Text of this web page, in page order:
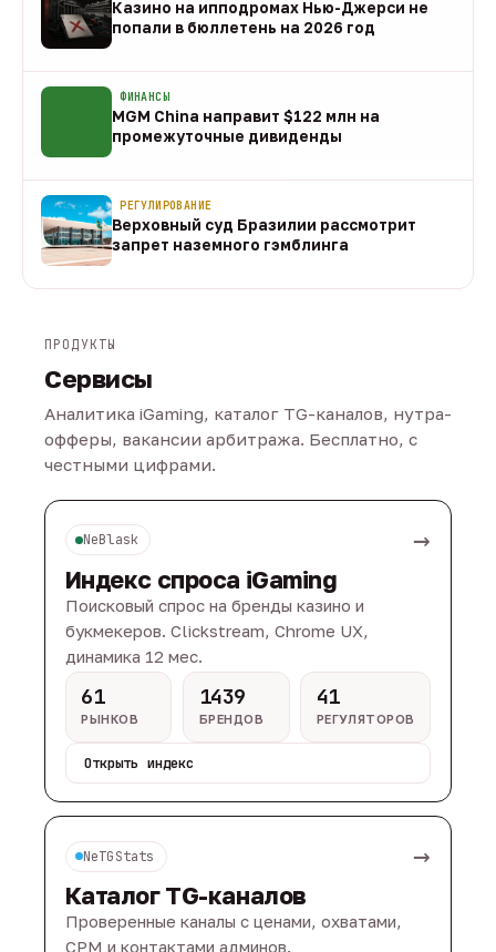
Казино на ипподромах Нью-Джерси не
попали в бюллетень на 2026 год
ФИНАНСЫ
MGM China направит $122 млн на
промежуточные дивиденды
РЕГУЛИРОВАНИЕ
Верховный суд Бразилии рассмотрит
запрет наземного гэмблинга
ПРОДУКТЫ
Сервисы
Аналитика iGaming, каталог TG-каналов, нутра-
офферы, вакансии арбитража. Бесплатно, с
честными цифрами.
NeBlask →
Индекс спроса iGaming
Поисковый спрос на бренды казино и
букмекеров. Clickstream, Chrome UX,
динамика 12 мес.
61
РЫНКОВ
1439
БРЕНДОВ
41
РЕГУЛЯТОРОВ
Открыть индекс
NeTGStats →
Каталог TG-каналов
Проверенные каналы с ценами, охватами,
CPM и контактами админов.